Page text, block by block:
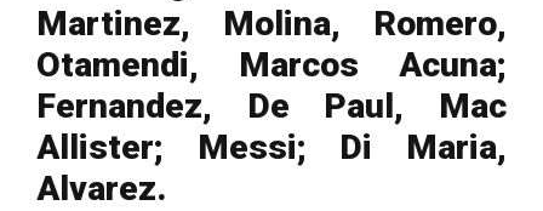
Martinez, Molina, Romero,
Otamendi, Marcos Acuna;
Fernandez, De Paul, Mac
Allister; Messi; Di Maria,
Alvarez.